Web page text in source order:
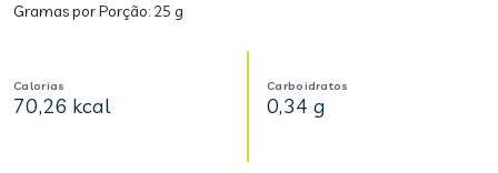
Gramas por Porção: 25 g
Calorias
70,26 kcal
Carboidratos
0,34 g